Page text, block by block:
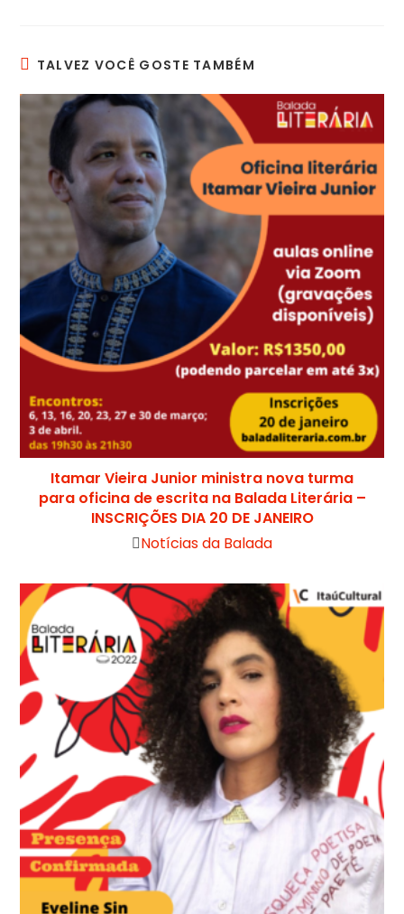
TALVEZ VOCÊ GOSTE TAMBÉM
Itamar Vieira Junior ministra nova turma
para oficina de escrita na Balada Literária –
INSCRIÇÕES DIA 20 DE JANEIRO
Notícias da Balada